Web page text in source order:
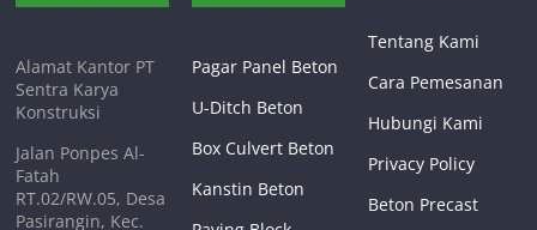
Alamat Kantor PT
Sentra Karya
Konstruksi
Jalan Ponpes Al-
Fatah
RT.02/RW.05, Desa
Pasirangin, Kec.
Pagar Panel Beton
U-Ditch Beton
Box Culvert Beton
Kanstin Beton
Tentang Kami
Cara Pemesanan
Hubungi Kami
Privacy Policy
Beton Precast